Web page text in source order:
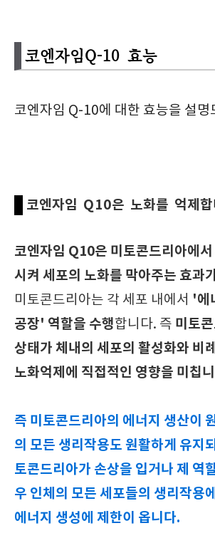
코엔자임Q-10 효능
코엔자임 Q-10에 대한 효능을 설명
코엔자임 Q10은 노화를 억제합
코엔자임 Q10은 미토콘드리아에
시켜 세포의 노화를 막아주는 효과
미토콘드리아는 각 세포 내에서 '에
공장' 역할을 수행합니다. 즉 미토
상태가 체내의 세포의 활성화와 비
노화억제에 직접적인 영향을 미칩
즉 미토콘드리아의 에너지 생산이
의 모든 생리작용도 원활하게 유지
토콘드리아가 손상을 입거나 제 역
우 인체의 모든 세포들의 생리작용
에너지 생성에 제한이 옵니다.